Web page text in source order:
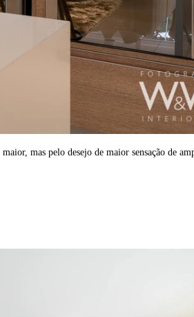
mas pelo desejo de maior sensação de